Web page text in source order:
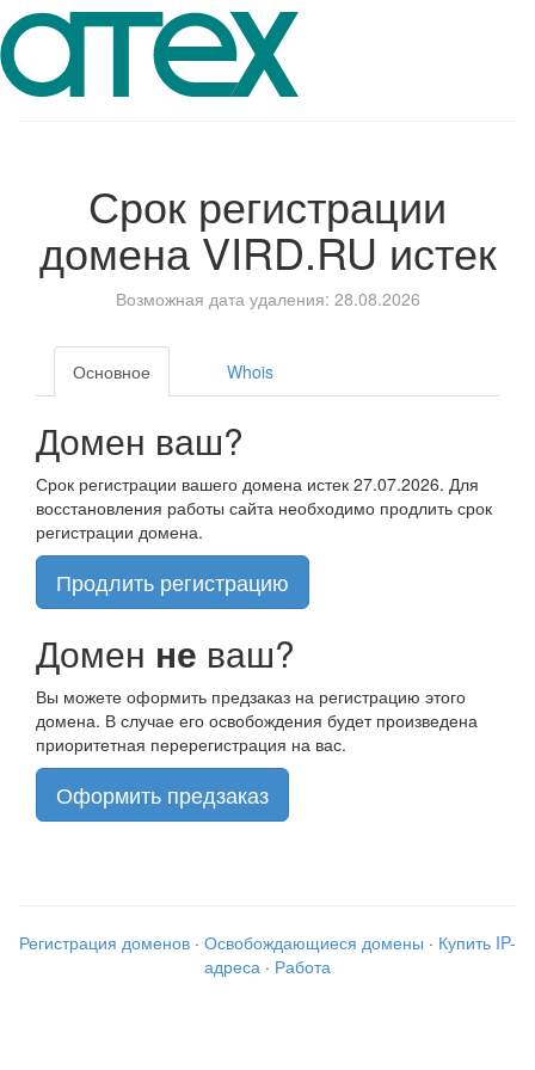
Срок регистрации
доменаVIRD.RU истек
Возможная дата удаления: 28.08.2026
Основное Whois
Домен ваш?
Срок регистрации вашего домена истек 27.07.2026. Для
восстановления работы сайта необходимо продлить срок
регистрации домена.
Продлить регистрацию
Домен не ваш?
Вы можете оформить предзаказ на регистрацию этого
домена. В случае его освобождения будет произведена
приоритетная перерегистрация на вас.
Оформить предзаказ
Регистрация доменов · Освобождающиеся домены · Купить IP-
адреса · Работа